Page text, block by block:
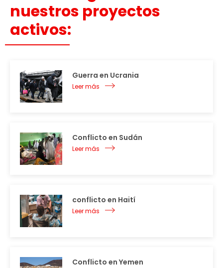
nuestros proyectos
activos:
Guerra en Ucrania
Leer más
Conflicto en Sudán
Leer más
conflicto en Haití
Leer más
Conflicto en Yemen